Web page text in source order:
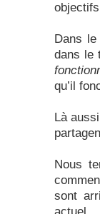
Dans
dans le
qu’il
Là
Nous
sont